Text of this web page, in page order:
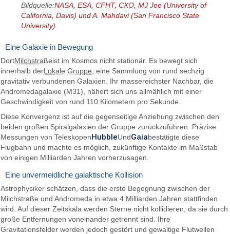
Bildquelle:NASA, ESA, CFHT, CXO, MJ Jee (University of
California, Davis) und A. Mahdavi (San Francisco State
University)
Eine Galaxie in Bewegung
DortMilchstraßeist im Kosmos nicht stationär. Es bewegt sich
innerhalb derLokale Gruppe , eine Sammlung von rund sechzig
gravitativ verbundenen Galaxien. Ihr massereichster Nachbar, die
Andromedagalaxie (M31), nähert sich uns allmählich mit einer
Geschwindigkeit von rund 110 Kilometern pro Sekunde.
Diese Konvergenz ist auf die gegenseitige Anziehung zwischen den
beiden großen Spiralgalaxien der Gruppe zurückzuführen. Präzise
Messungen von TeleskopenHubbleUndGaiabestätigte diese
Flugbahn und machte es möglich, zukünftige Kontakte im Maßstab
von einigen Milliarden Jahren vorherzusagen.
Eine unvermeidliche galaktische Kollision
Astrophysiker schätzen, dass die erste Begegnung zwischen der
Milchstraße und Andromeda in etwa 4 Milliarden Jahren stattfinden
wird. Auf dieser Zeitskala werden Sterne nicht kollidieren, da sie durch
große Entfernungen voneinander getrennt sind. Ihre
Gravitationsfelder werden jedoch gestört und gewaltige Flutwellen